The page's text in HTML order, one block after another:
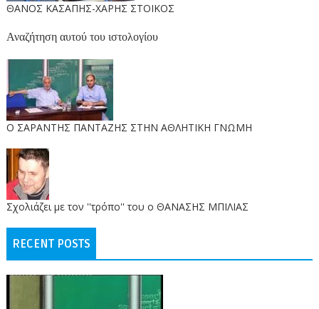
ΘΑΝΟΣ ΚΑΣΑΠΗΣ-ΧΑΡΗΣ ΣΤΟΙΚΟΣ
Αναζήτηση αυτού του ιστολογίου
O ΣΑΡΑΝΤΗΣ ΠΑΝΤΑΖΗΣ ΣΤΗΝ ΑΘΛΗΤΙΚΗ ΓΝΩΜΗ
Σχολιάζει με τον ''τρόπο'' του ο ΘΑΝΑΣΗΣ ΜΠΙΛΙΑΣ
RECENT POSTS